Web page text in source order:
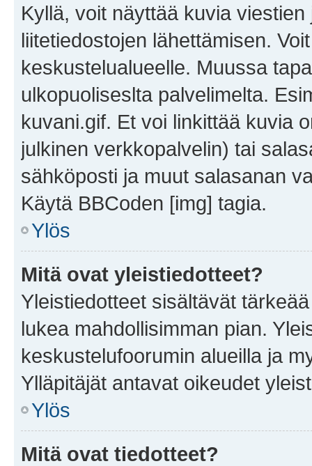
Kyllä, voit näyttää kuvia
liitetiedostojen lähettämisen.
keskustelualueelle. Muussa
ulkopuoliseslta palvelimelta.
kuvani.gif. Et voi linkittää kuvia
julkinen verkkopalvelin) tai
sähköposti ja muut salasanan
Käytä BBCoden [img] tagia.
Ylös
Mitä ovat yleistiedotteet?
Yleistiedotteet sisältävät
lukea mahdollisimman pian.
keskustelufoorumin alueilla ja
Ylläpitäjät antavat oikeudet
Ylös
Mitä ovat tiedotteet?